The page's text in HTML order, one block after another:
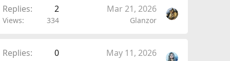
Replies 2
Views 334
Mar 21, 2026
Glanzor
Replies 0 May 11, 2026